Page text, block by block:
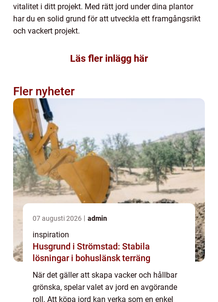
vitalitet i ditt projekt. Med rätt jord under dina plantor
har du en solid grund för att utveckla ett framgångsrikt
och vackert projekt.
Läs fler inlägg här
Fler nyheter
07 augusti 2026 admin
inspiration
Husgrund i Strömstad: Stabila
lösningar i bohuslänsk terräng
När det gäller att skapa vacker och hållbar
grönska, spelar valet av jord en avgörande
roll. Att köpa jord kan verka som en enkel